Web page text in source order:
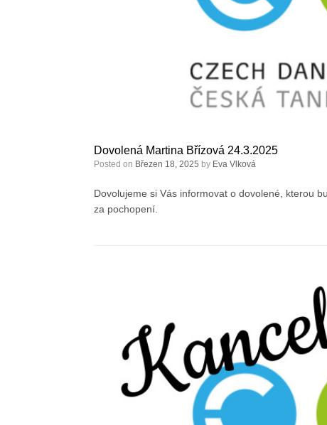
Dovolená Martina Břízová 24.3.2025
Posted on Březen 18, 2025 by Eva Vlková
Dovolujeme si Vás informovat o dovolené, kterou
za pochopení.